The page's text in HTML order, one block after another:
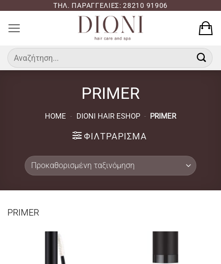
περιεχόμενο
ΤΗΛ. ΠΑΡΑΓΓΕΛΙΕΣ: 28210 91906
Αναζήτηση
για:
PRIMER
HOME - DIONI HAIR ESHOP - PRIMER
ΦΙΛΤΡΆΡΙΣΜΑ
PRIMER